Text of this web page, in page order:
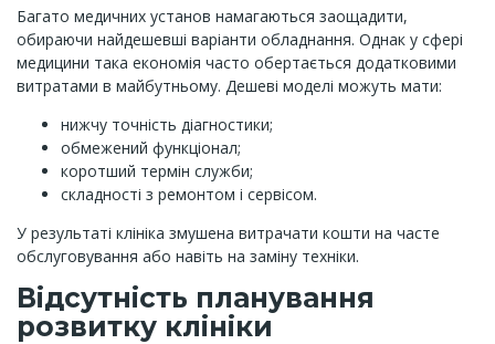
Багато медичних установ намагаються заощадити,
обираючи найдешевші варіанти обладнання. Однак у сфері
медицини така економія часто обертається додатковими
витратами в майбутньому. Дешеві моделі можуть мати:
нижчу точність діагностики;
обмежений функціонал;
коротший термін служби;
складності з ремонтом і сервісом.
У результаті клініка змушена витрачати кошти на часте
обслуговування або навіть на заміну техніки.
Відсутність планування
розвитку клініки